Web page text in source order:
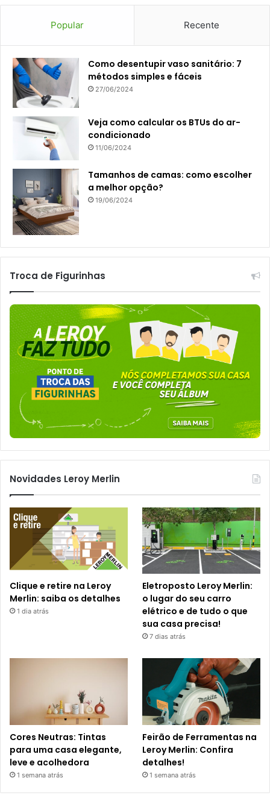
Popular Recente
Como desentupir vaso sanitário: 7
métodos simples e fáceis
27/06/2024
Veja como calcular os BTUs do ar-
condicionado
11/06/2024
Tamanhos de camas: como escolher
a melhor opção?
19/06/2024
Troca de Figurinhas
Novidades Leroy Merlin
Clique e retire na Leroy
Merlin: saiba os detalhes
1 dia atrás
Eletroposto Leroy Merlin:
o lugar do seu carro
elétrico e de tudo o que
sua casa precisa!
7 dias atrás
Cores Neutras: Tintas
para uma casa elegante,
leve e acolhedora
1 semana atrás
Feirão de Ferramentas na
Leroy Merlin: Confira
detalhes!
1 semana atrás